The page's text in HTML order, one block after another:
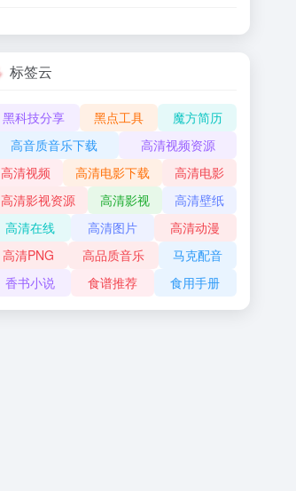
标签云
黑科技分享 黑点工具
魔方简历
高音质音乐下载
高清视频资源
高清视频
高清电影下载
高清电影
高清影视资源
高清影视
高清壁纸
高清在线
高清图片
高清动漫
高清PNG
高品质音乐
马克配音
香书小说
食谱推荐 食用手册